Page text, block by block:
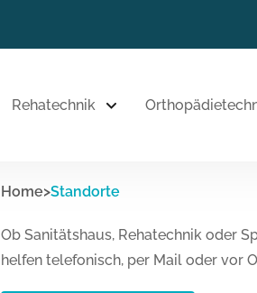
Rehatechnik
Home>Standorte
Ob Sanitätshaus, Rehatechnik oder
helfen telefonisch, per Mail oder vor